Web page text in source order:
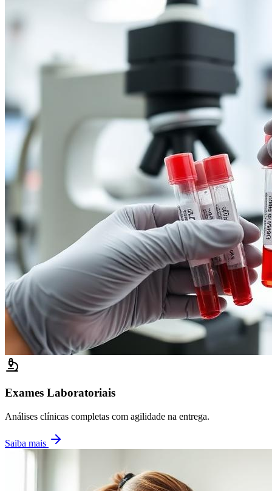
Exames Laboratoriais
Análises clínicas completas com agilidade na entrega.
Saiba mais